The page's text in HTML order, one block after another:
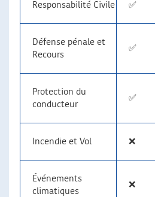
Responsabilité Civile ✅
Défense pénale et
Recours
✅
Protection du
conducteur
✅
Incendie et Vol ❌
Événements
climatiques
❌